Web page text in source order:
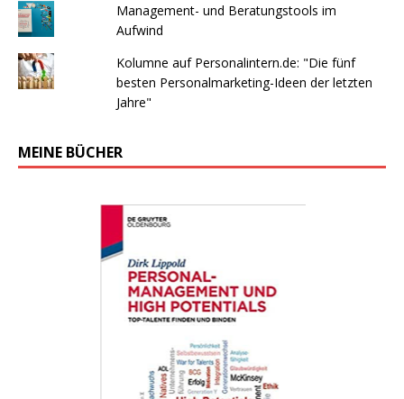
Management- und Beratungstools im
Aufwind
Kolumne auf Personalintern.de: "Die fünf
besten Personalmarketing-Ideen der letzten
Jahre"
MEINE BÜCHER